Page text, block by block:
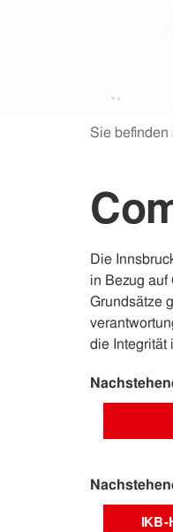
Sie
Die
in Bezug
Grundsätze
die Integrität
IKB-